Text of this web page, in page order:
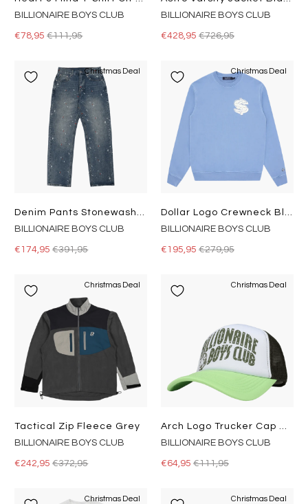
BILLIONAIRE BOYS CLUB
€78,95€111,95
BILLIONAIRE BOYS CLUB
€428,95 €726,95
Christmas Deal
Denim Pants Stonewash Blue
BILLIONAIRE BOYS CLUB
€174,95€391,95
Christmas Deal
Dollar Logo Crewneck Blue
BILLIONAIRE BOYS CLUB
€195,95 €279,95
Christmas Deal
Tactical Zip Fleece Grey
BILLIONAIRE BOYS CLUB
€242,95€372,95
Christmas Deal
BILLIONAIRE BOYS CLUB
€64,95 €111,95
Christmas Deal Christmas Deal